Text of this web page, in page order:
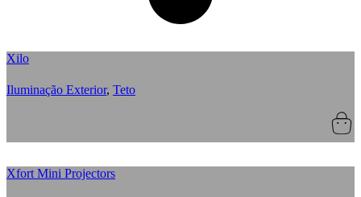
Xilo
Iluminação Exterior, Teto
Xfort Mini Projectors